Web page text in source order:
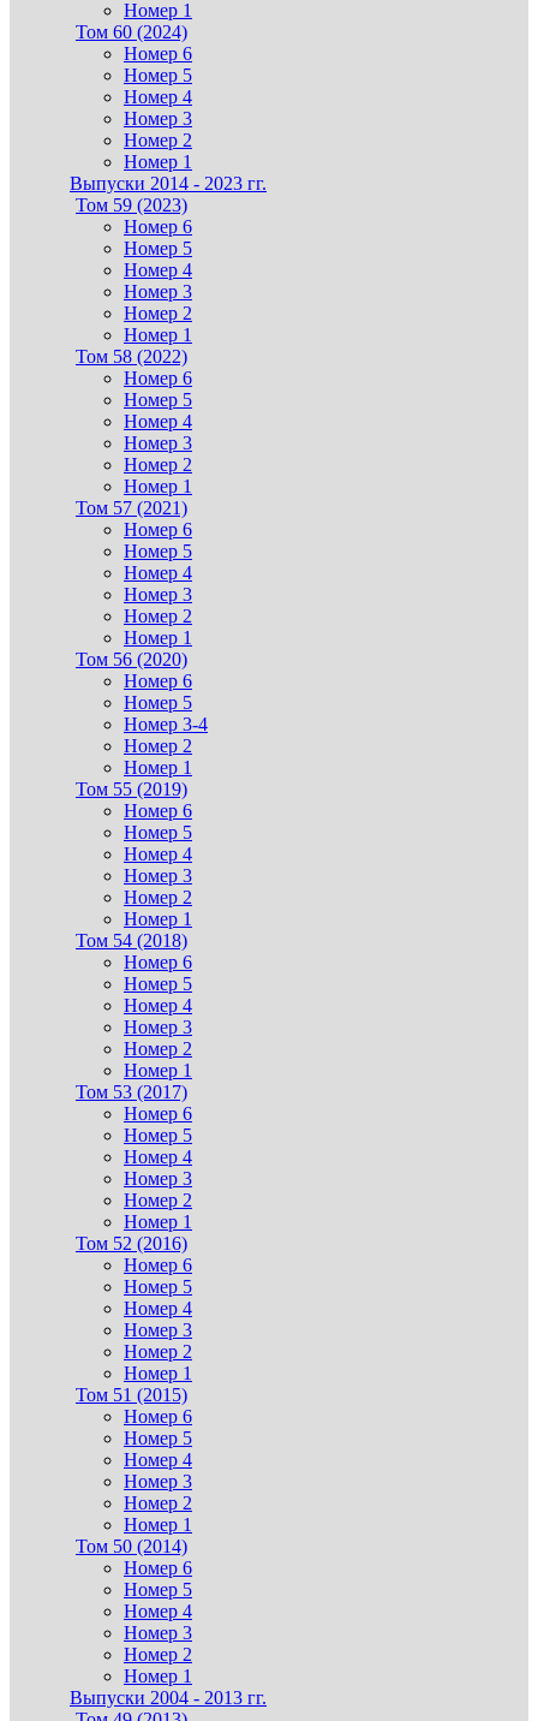
Номер 1
Том 60 (2024)
Номер 6
Номер 5
Номер 4
Номер 3
Номер 2
Номер 1
Выпуски 2014 - 2023 гг.
Том 59 (2023)
Номер 6
Номер 5
Номер 4
Номер 3
Номер 2
Номер 1
Том 58 (2022)
Номер 6
Номер 5
Номер 4
Номер 3
Номер 2
Номер 1
Том 57 (2021)
Номер 6
Номер 5
Номер 4
Номер 3
Номер 2
Номер 1
Том 56 (2020)
Номер 6
Номер 5
Номер 3-4
Номер 2
Номер 1
Том 55 (2019)
Номер 6
Номер 5
Номер 4
Номер 3
Номер 2
Номер 1
Том 54 (2018)
Номер 6
Номер 5
Номер 4
Номер 3
Номер 2
Номер 1
Том 53 (2017)
Номер 6
Номер 5
Номер 4
Номер 3
Номер 2
Номер 1
Том 52 (2016)
Номер 6
Номер 5
Номер 4
Номер 3
Номер 2
Номер 1
Том 51 (2015)
Номер 6
Номер 5
Номер 4
Номер 3
Номер 2
Номер 1
Том 50 (2014)
Номер 6
Номер 5
Номер 4
Номер 3
Номер 2
Номер 1
Выпуски 2004 - 2013 гг.